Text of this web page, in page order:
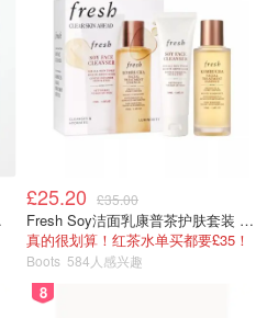
，版权属于原作者
实验室和工厂已经成功开发出
防腐剂的独特配方，选择使用
代。
，含有经过严格挑选的
橄榄油等等，还有可以滋养身
他命，比如维他命A、B、E、
还有来自亚马逊雨林的稀有精
£25.20 £35.00
Fresh Soy洁面乳康普茶护肤套装 100ml
真的很划算！红茶水单买都要£35！
Boots 584人感兴趣
8